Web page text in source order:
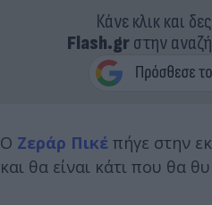
Κάνε κλικ και
Flash.grστην
Ο Ζεράρ Πικέ πήγε στην
και θα είναι κάτι που θα